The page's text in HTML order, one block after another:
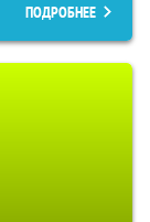
ПОДРОБНЕЕ